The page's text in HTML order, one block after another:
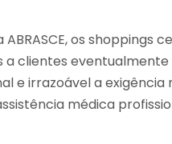
os
clientes
e irrazoável a
médica